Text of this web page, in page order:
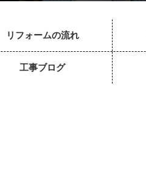
リフォームの流れ
工事ブログ